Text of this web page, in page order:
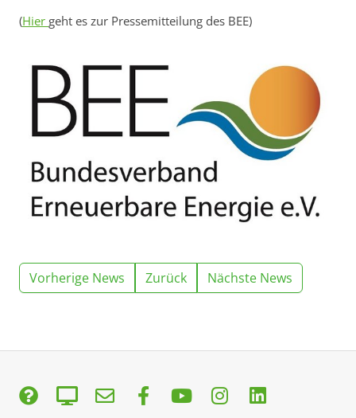
(Hier geht es zur Pressemitteilung des BEE)
Vorherige News Zurück Nächste News